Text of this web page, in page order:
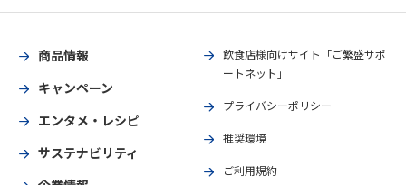
商品情報
キャンペーン
エンタメ・レシピ
サステナビリティ
飲食店様向けサイト「ご繁盛サポ
ートネット」
プライバシーポリシー
推奨環境
ご利用規約